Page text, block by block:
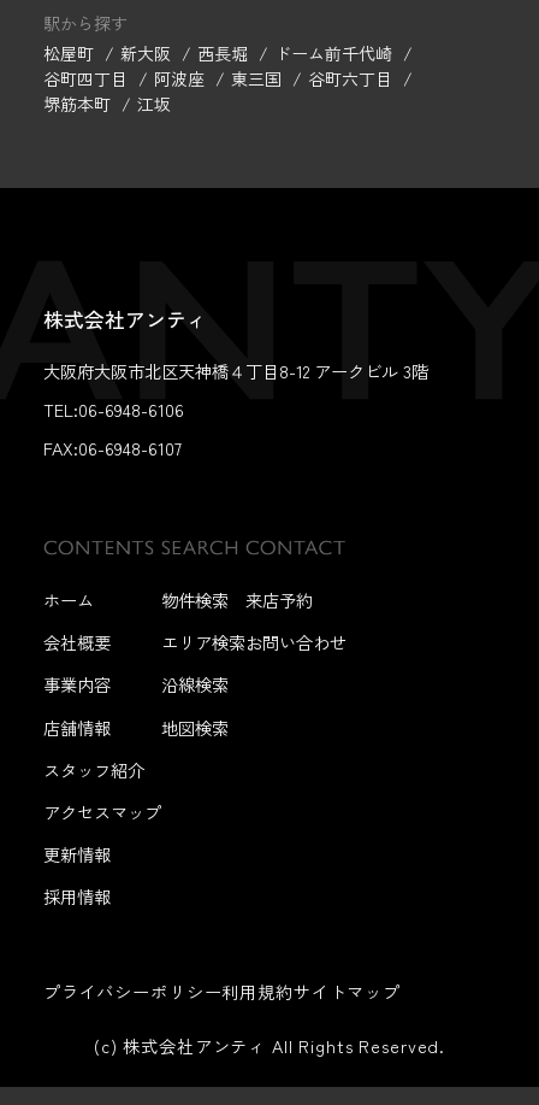
駅から探す
松屋町
新大阪 西長堀
ドーム前千代崎
谷町四丁目
阿波座 東三国
谷町六丁目
堺筋本町
江坂
株式会社アンティ
大阪府大阪市北区天神橋４丁目8-12 アークビル 3階
TEL:06-6948-6106
FAX:06-6948-6107
ホーム
会社概要
事業内容
店舗情報
スタッフ紹介
アクセスマップ
更新情報
採用情報
物件検索
エリア検索
沿線検索
地図検索
来店予約
お問い合わせ
プライバシーポリシー利用規約サイトマップ
(c) 株式会社アンティ All Rights Reserved.